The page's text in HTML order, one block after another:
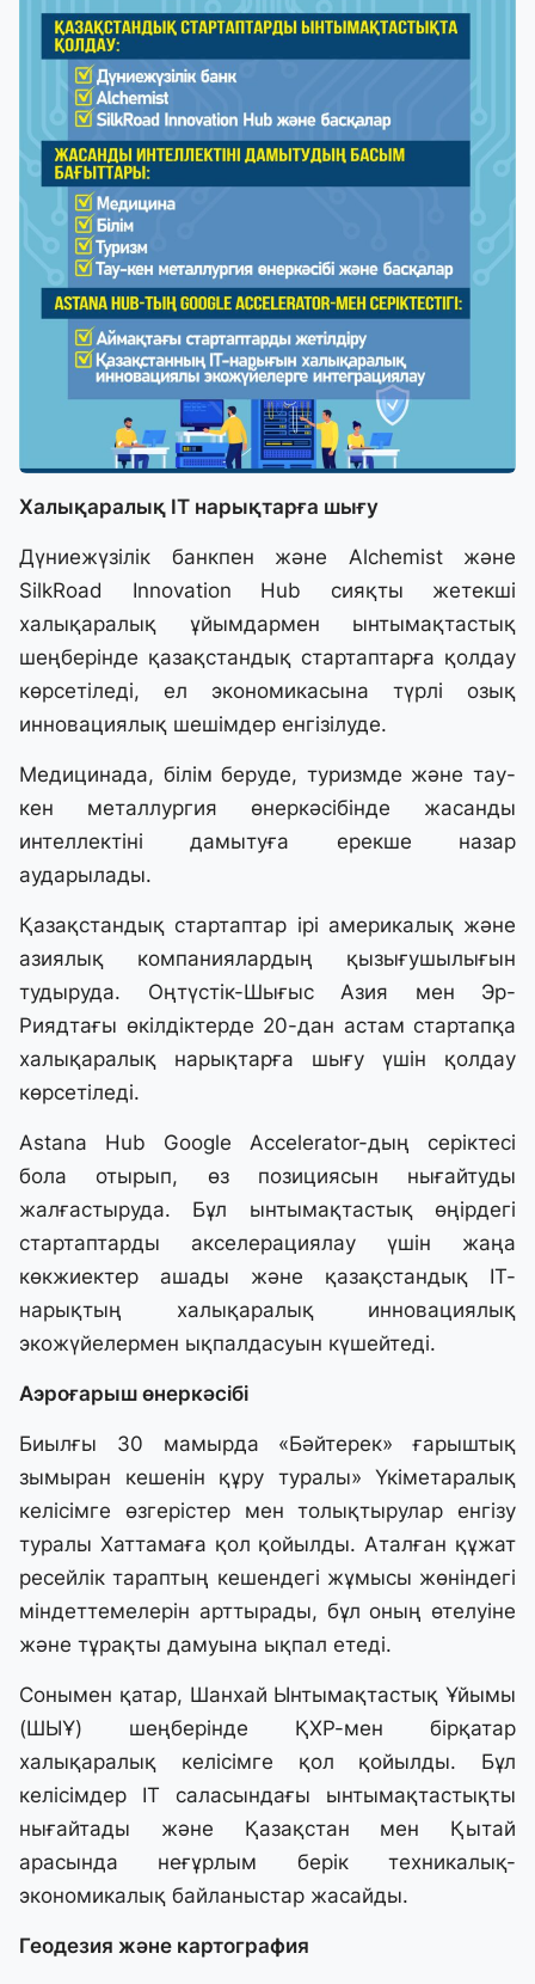
Халықаралық IT нарықтарға шығу
Дүниежүзілік банкпен және Alchemist және
SilkRoad Innovation Hub сияқты жетекші
халықаралық ұйымдармен ынтымақтастық
шеңберінде қазақстандық стартаптарға қолдау
көрсетіледі, ел экономикасына түрлі озық
инновациялық шешімдер енгізілуде.
Медицинада, білім беруде, туризмде және тау-
кен металлургия өнеркәсібінде жасанды
интеллектіні дамытуға ерекше назар
аударылады.
Қазақстандық стартаптар ірі америкалық және
азиялық компаниялардың қызығушылығын
тудыруда. Оңтүстік-Шығыс Азия мен Эр-
Риядтағы өкілдіктерде 20-дан астам стартапқа
халықаралық нарықтарға шығу үшін қолдау
көрсетіледі.
Astana Hub Google Accelerator-дың серіктесі
бола отырып, өз позициясын нығайтуды
жалғастыруда. Бұл ынтымақтастық өңірдегі
стартаптарды акселерациялау үшін жаңа
көкжиектер ашады және қазақстандық IT-
нарықтың халықаралық инновациялық
экожүйелермен ықпалдасуын күшейтеді.
Аэроғарыш өнеркәсібі
Биылғы 30 мамырда «Бәйтерек» ғарыштық
зымыран кешенін құру туралы» Үкіметаралық
келісімге өзгерістер мен толықтырулар енгізу
туралы Хаттамаға қол қойылды. Аталған құжат
ресейлік тараптың кешендегі жұмысы жөніндегі
міндеттемелерін арттырады, бұл оның өтелуіне
және тұрақты дамуына ықпал етеді.
Сонымен қатар, Шанхай Ынтымақтастық Ұйымы
(ШЫҰ) шеңберінде ҚХР-мен бірқатар
халықаралық келісімге қол қойылды. Бұл
келісімдер IT саласындағы ынтымақтастықты
нығайтады және Қазақстан мен Қытай
арасында неғұрлым берік техникалық-
экономикалық байланыстар жасайды.
Геодезия және картография